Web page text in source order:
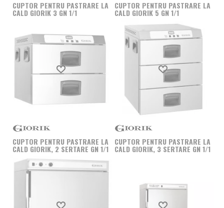
intre 6 si 15 cuve GN in acelasi timp.
CUPTOR PENTRU PASTRARE LA
CALD GIORIK 3 GN 1/1
CUPTOR PENTRU PASTRARE LA
CALD GIORIK 5 GN 1/1
Produs favorit
CUPTOR PENTRU PASTRARE LA
CALD GIORIK, 2 SERTARE GN 1/1
Produs favorit
CUPTOR PENTRU PASTRARE LA
CALD GIORIK, 3 SERTARE GN 1/1
Produs favorit Produs favorit